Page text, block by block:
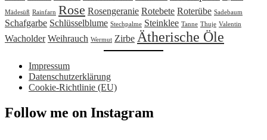
Mädesüß Rainfarn Rose Rosengeranie Rotebete Roterübe Sadebaum
Schafgarbe Schlüsselblume Stechpalme Steinklee Tanne Thuje Valentin
Wacholder Weihrauch Wermut Zirbe Ätherische Öle
Impressum
Datenschutzerklärung
Cookie-Richtlinie (EU)
Follow me on Instagram